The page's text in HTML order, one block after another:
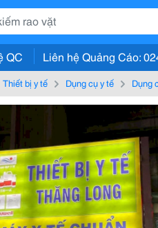
QC Liên hệ Quảng Cáo:
Thiết bị y tế Dụng cụ y tế Dụng